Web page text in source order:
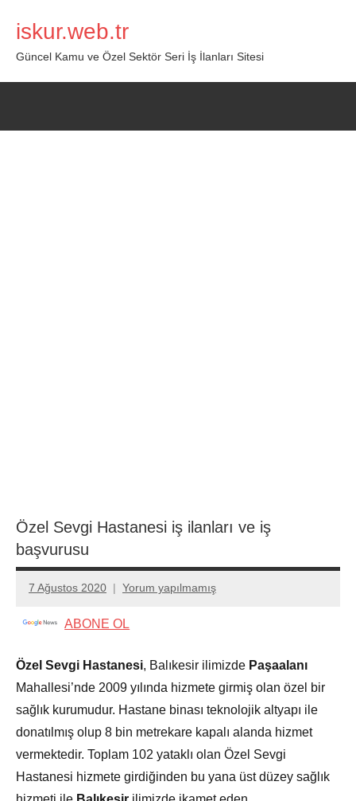
iskur.web.tr
Güncel Kamu ve Özel Sektör Seri İş İlanları Sitesi
Özel Sevgi Hastanesi iş ilanları ve iş
başvurusu
7 Ağustos 2020
admin
Yorum yapılmamış
ABONE OL
Özel Sevgi Hastanesi, Balıkesir ilimizde Paşaalanı
Mahallesi’nde 2009 yılında hizmete girmiş olan özel bir
sağlık kurumudur. Hastane binası teknolojik altyapı ile
donatılmış olup 8 bin metrekare kapalı alanda hizmet
vermektedir. Toplam 102 yataklı olan Özel Sevgi
Hastanesi hizmete girdiğinden bu yana üst düzey sağlık